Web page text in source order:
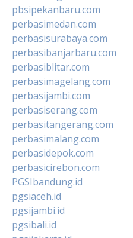
pbsipekanbaru.com
perbasimedan.com
perbasisurabaya.com
perbasibanjarbaru.com
perbasiblitar.com
perbasimagelang.com
perbasijambi.com
perbasiserang.com
perbasitangerang.com
perbasimalang.com
perbasidepok.com
perbasicirebon.com
PGSIbandung.id
pgsiaceh.id
pgsijambi.id
pgsibali.id